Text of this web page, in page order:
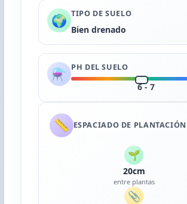
🌍 TIPO DE SUELO
Bien drenado
⚗️ PH DEL SUELO
6 - 7
📏 ESPACIADO DE PLANTACIÓN
🌱
20cm
entre plantas
📎